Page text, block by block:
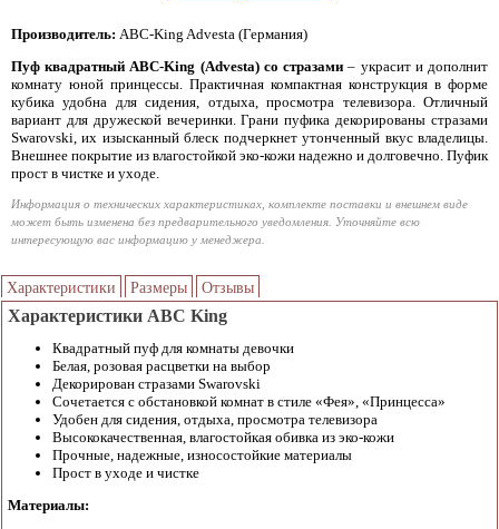
Производитель: ABC-King Advesta (Германия)
Пуф квадратный ABC-King (Advesta) со стразами – украсит и дополнит
комнату юной принцессы. Практичная компактная конструкция в форме
кубика удобна для сидения, отдыха, просмотра телевизора. Отличный
вариант для дружеской вечеринки. Грани пуфика декорированы стразами
Swarovski, их изысканный блеск подчеркнет утонченный вкус владелицы.
Внешнее покрытие из влагостойкой эко-кожи надежно и долговечно. Пуфик
прост в чистке и уходе.
Информация о технических характеристиках, комплекте поставки и внешнем виде
может быть изменена без предварительного уведомления. Уточняйте всю
интересующую вас информацию у менеджера.
Характеристики Размеры Отзывы
Характеристики ABC King
Квадратный пуф для комнаты девочки
Белая, розовая расцветки на выбор
Декорирован стразами Swarovski
Сочетается с обстановкой комнат в стиле «Фея», «Принцесса»
Удобен для сидения, отдыха, просмотра телевизора
Высококачественная, влагостойкая обивка из эко-кожи
Прочные, надежные, износостойкие материалы
Прост в уходе и чистке
Материалы: